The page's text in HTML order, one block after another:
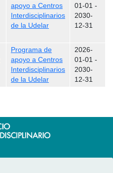
apoyo a Centros
Interdisciplinarios
de la Udelar
01-01 -
2030-
12-31
Programa de
apoyo a Centros
Interdisciplinarios
de la Udelar
2026-
01-01 -
2030-
12-31